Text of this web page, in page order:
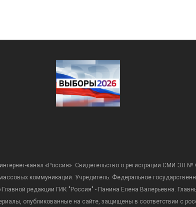
канал «Россия». Свидетельство о регистрации СМИ ЭЛ
коммуникаций. Учредитель: Федеральное
редакции ГИК "Россия" - Панина Елена Валерьевна.
опубликованные на сайте, защищены в соответствии с